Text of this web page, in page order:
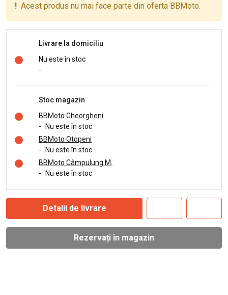
! Acest produs nu mai face parte din oferta BBMoto.
Livrare la domiciliu
Nu este în stoc
-
Stoc magazin
BBMoto Gheorgheni
- Nu este în stoc
BBMoto Otopeni
- Nu este în stoc
BBMoto Câmpulung M.
- Nu este în stoc
Detalii de livrare
Rezervați în magazin